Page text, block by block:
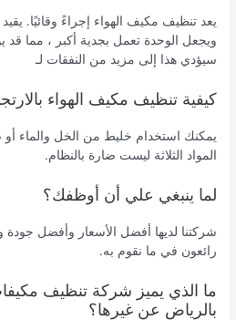
يعد تنظيف مكيف الهواء إجراءً وقائيًا.
ويجعل الوحدة تعمل بجدية أكبر ، مما قد
سيؤدي هذا إلى مزيد من النفقات لـ
كيفية تنظيف مكيف الهواء
يمكنك استخدام خليط من الخل والماء أو
المواد الثلاثة ليست ضارة بالنظام.
لما ينبغي علي أن أوظفك؟
شركتنا لديها أفضل الأسعار وأفضل جودة
رائعون في ما نقوم به.
ما الذي يميز شركة تنظيف
بالرياض عن غيرها؟